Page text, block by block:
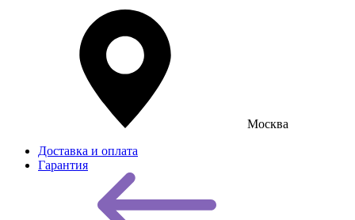
Москва
Доставка и оплата
Гарантия